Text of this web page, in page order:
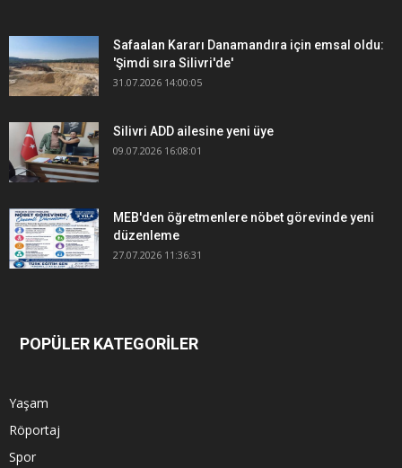
Safaalan Kararı Danamandıra için emsal oldu:
'Şimdi sıra Silivri'de'
31.07.2026 14:00:05
Silivri ADD ailesine yeni üye
09.07.2026 16:08:01
MEB'den öğretmenlere nöbet görevinde yeni
düzenleme
27.07.2026 11:36:31
POPÜLER KATEGORİLER
Yaşam
Röportaj
Spor